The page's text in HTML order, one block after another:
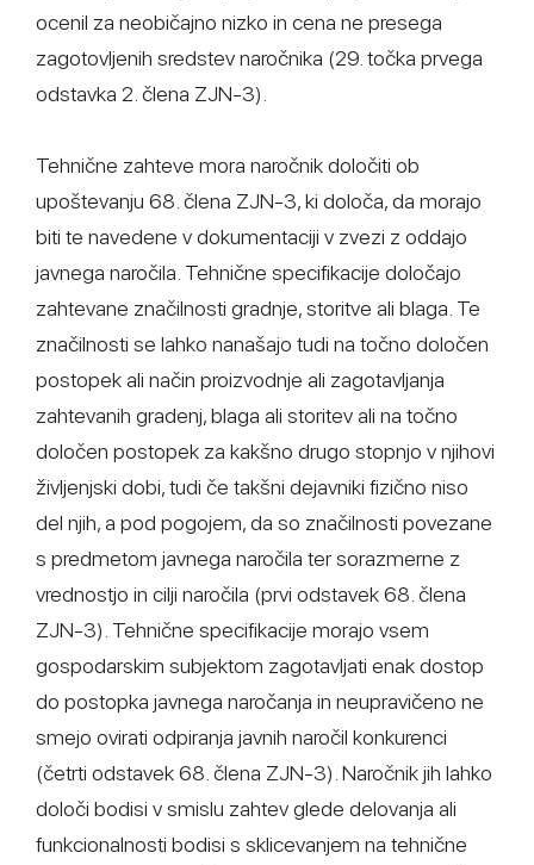
ocenil za neobičajno nizko in cena ne presega
zagotovljenih sredstev naročnika (29. točka prvega
odstavka 2. člena ZJN-3).
Tehnične zahteve mora naročnik določiti ob
upoštevanju 68. člena ZJN-3, ki določa, da morajo
biti te navedene v dokumentaciji v zvezi z oddajo
javnega naročila. Tehnične specifikacije določajo
zahtevane značilnosti gradnje, storitve ali blaga. Te
značilnosti se lahko nanašajo tudi na točno določen
postopek ali način proizvodnje ali zagotavljanja
zahtevanih gradenj, blaga ali storitev ali na točno
določen postopek za kakšno drugo stopnjo v njihovi
življenjski dobi, tudi če takšni dejavniki fizično niso
del njih, a pod pogojem, da so značilnosti povezane
s predmetom javnega naročila ter sorazmerne z
vrednostjo in cilji naročila (prvi odstavek 68. člena
ZJN-3). Tehnične specifikacije morajo vsem
gospodarskim subjektom zagotavljati enak dostop
do postopka javnega naročanja in neupravičeno ne
smejo ovirati odpiranja javnih naročil konkurenci
(četrti odstavek 68. člena ZJN-3). Naročnik jih lahko
določi bodisi v smislu zahtev glede delovanja ali
funkcionalnosti bodisi s sklicevanjem na tehnične